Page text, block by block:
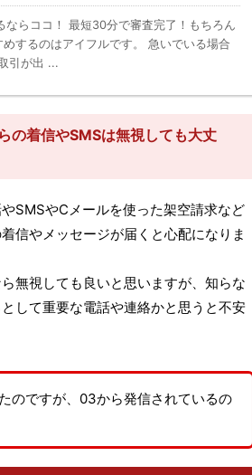
らココ！ 最短30分で審査完了！もちろん
するのはアイフルです。 急いでいる場合
引が出 ...
着信やSMSは無視しても大丈
SMSやCメールを使った架空請求など
信やメッセージが届くと心配になりま
無視しても良いと思いますが、知らな
して重要な電話や連絡かと思うと不安
のですが、03から発信されているの